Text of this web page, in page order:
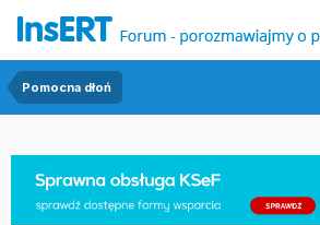
Pomocna dłoń